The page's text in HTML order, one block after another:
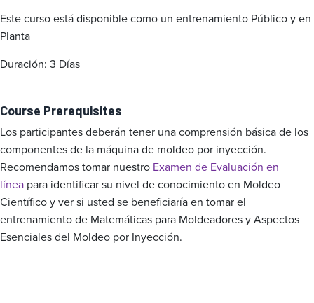
Este curso está disponible como un entrenamiento Público y en
Planta
Duración: 3 Días
Course Prerequisites
Los participantes deberán tener una comprensión básica de los
componentes de la máquina de moldeo por inyección.
Recomendamos tomar nuestro Examen de Evaluación en
línea para identificar su nivel de conocimiento en Moldeo
Científico y ver si usted se beneficiaría en tomar el
entrenamiento de Matemáticas para Moldeadores y Aspectos
Esenciales del Moldeo por Inyección.